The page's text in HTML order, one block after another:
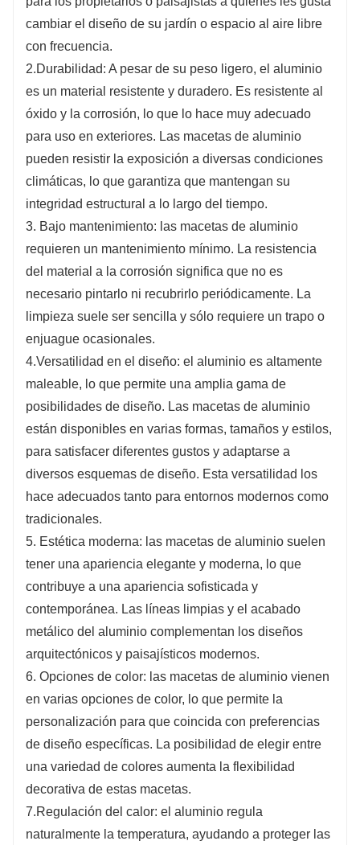
cambiar el diseño de su jardín o espacio al aire libre
con frecuencia.
2.Durabilidad: A pesar de su peso ligero, el aluminio
es un material resistente y duradero. Es resistente al
óxido y la corrosión, lo que lo hace muy adecuado
para uso en exteriores. Las macetas de aluminio
pueden resistir la exposición a diversas condiciones
climáticas, lo que garantiza que mantengan su
integridad estructural a lo largo del tiempo.
3. Bajo mantenimiento: las macetas de aluminio
requieren un mantenimiento mínimo. La resistencia
del material a la corrosión significa que no es
necesario pintarlo ni recubrirlo periódicamente. La
limpieza suele ser sencilla y sólo requiere un trapo o
enjuague ocasionales.
4.Versatilidad en el diseño: el aluminio es altamente
maleable, lo que permite una amplia gama de
posibilidades de diseño. Las macetas de aluminio
están disponibles en varias formas, tamaños y estilos,
para satisfacer diferentes gustos y adaptarse a
diversos esquemas de diseño. Esta versatilidad los
hace adecuados tanto para entornos modernos como
tradicionales.
5. Estética moderna: las macetas de aluminio suelen
tener una apariencia elegante y moderna, lo que
contribuye a una apariencia sofisticada y
contemporánea. Las líneas limpias y el acabado
metálico del aluminio complementan los diseños
arquitectónicos y paisajísticos modernos.
6. Opciones de color: las macetas de aluminio vienen
en varias opciones de color, lo que permite la
personalización para que coincida con preferencias
de diseño específicas. La posibilidad de elegir entre
una variedad de colores aumenta la flexibilidad
decorativa de estas macetas.
7.Regulación del calor: el aluminio regula
naturalmente la temperatura, ayudando a proteger las